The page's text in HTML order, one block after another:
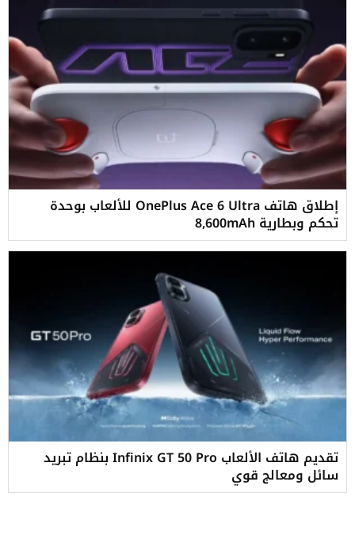
إطلاق هاتف OnePlus Ace 6 Ultra للألعاب بوحدة
تحكم وبطارية 8,600mAh
تقديم هاتف الألعاب Infinix GT 50 Pro بنظام تبريد
سائل ومعالج قوي